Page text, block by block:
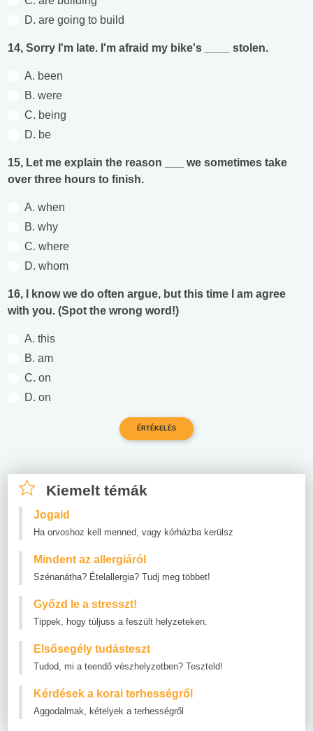
D. are going to build
14, Sorry I'm late. I'm afraid my bike's ____ stolen.
A. been
B. were
C. being
D. be
15, Let me explain the reason ___ we sometimes take
over three hours to finish.
A. when
B. why
C. where
D. whom
16, I know we do often argue, but this time I am agree
with you. (Spot the wrong word!)
A. this
B. am
C. on
D. on
Kiemelt témák
Jogaid
Ha orvoshoz kell menned, vagy kórházba kerülsz
Mindent az allergiáról
Szénanátha? Ételallergia? Tudj meg többet!
Győzd le a stresszt!
Tippek, hogy túljuss a feszült helyzeteken.
Elsősegély tudásteszt
Tudod, mi a teendő vészhelyzetben? Teszteld!
Kérdések a korai terhességről
Aggodalmak, kételyek a terhességről